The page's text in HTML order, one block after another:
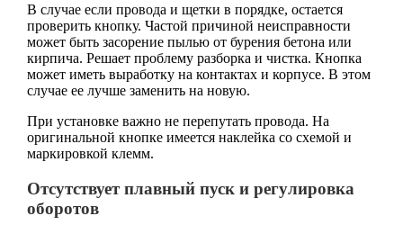
В случае если провода и щетки в порядке, остается
проверить кнопку. Частой причиной неисправности
может быть засорение пылью от бурения бетона или
кирпича. Решает проблему разборка и чистка. Кнопка
может иметь выработку на контактах и корпусе. В этом
случае ее лучше заменить на новую.
При установке важно не перепутать провода. На
оригинальной кнопке имеется наклейка со схемой и
маркировкой клемм.
Отсутствует плавный пуск и регулировка
оборотов